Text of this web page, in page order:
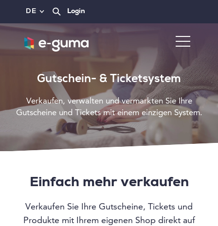
DE Login
Gutschein- & Ticketsystem
Verkaufen, verwalten und vermarkten Sie Ihre
Gutscheine und Tickets mit einem einzigen System.
Einfach mehr verkaufen
Verkaufen Sie Ihre Gutscheine, Tickets und
Produkte mit Ihrem eigenen Shop direkt auf